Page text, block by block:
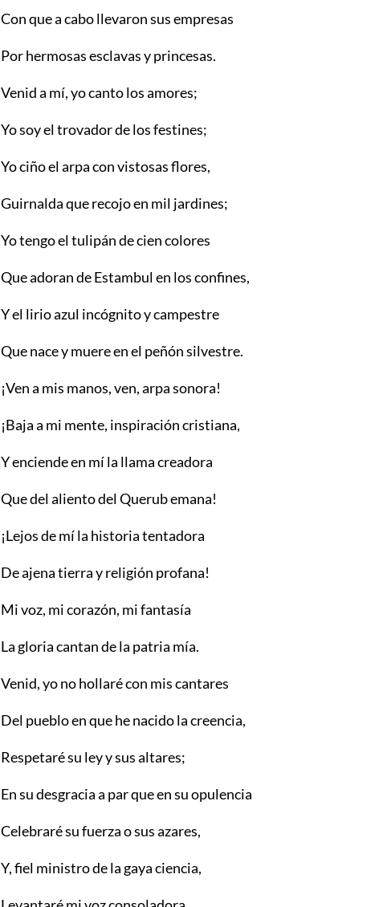
Con que a cabo llevaron sus empresas
Por hermosas esclavas y princesas.
Venid a mí, yo canto los amores;
Yo soy el trovador de los festines;
Yo ciño el arpa con vistosas flores,
Guirnalda que recojo en mil jardines;
Yo tengo el tulipán de cien colores
Que adoran de Estambul en los confines,
Y el lirio azul incógnito y campestre
Que nace y muere en el peñón silvestre.
¡Ven a mis manos, ven, arpa sonora!
¡Baja a mi mente, inspiración cristiana,
Y enciende en mí la llama creadora
Que del aliento del Querub emana!
¡Lejos de mí la historia tentadora
De ajena tierra y religión profana!
Mi voz, mi corazón, mi fantasía
La gloria cantan de la patria mía.
Venid, yo no hollaré con mis cantares
Del pueblo en que he nacido la creencia,
Respetaré su ley y sus altares;
En su desgracia a par que en su opulencia
Celebraré su fuerza o sus azares,
Y, fiel ministro de la gaya ciencia,